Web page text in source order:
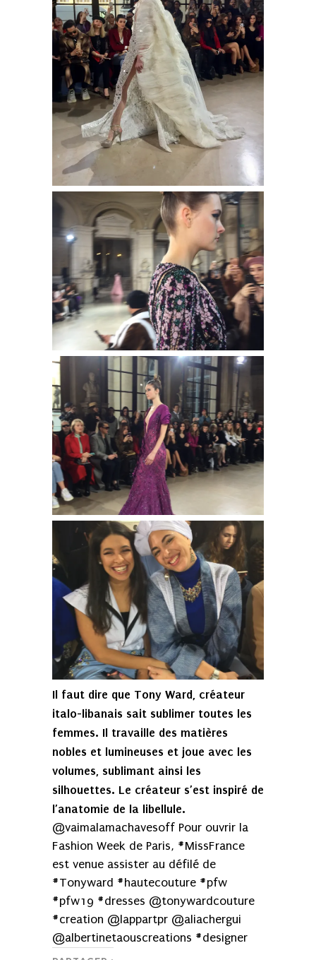
Il faut dire que Tony Ward, créateur
italo-libanais sait sublimer toutes les
femmes. Il travaille des matières
nobles et lumineuses et joue avec les
volumes, sublimant ainsi les
silhouettes. Le créateur s’est inspiré de
l’anatomie de la libellule.
@vaimalamachavesoff Pour ouvrir la
Fashion Week de Paris, #MissFrance
est venue assister au défilé de
#Tonyward #hautecouture #pfw
#pfw19 #dresses @tonywardcouture
#creation @lappartpr @aliachergui
@albertinetaouscreations #designer